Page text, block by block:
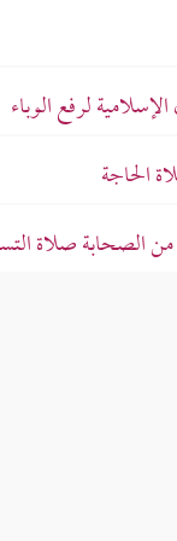
لرفع الوباء
الحاجة
الصحابة صلاة